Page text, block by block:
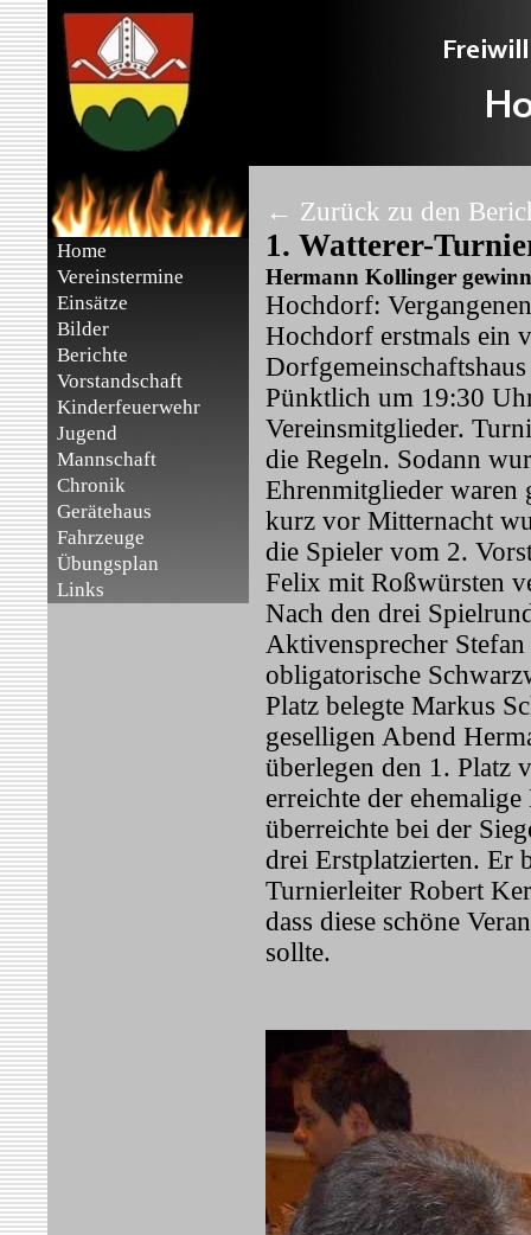
Home
Vereinstermine
Einsätze
Bilder
Berichte
Vorstandschaft
Kinderfeuerwehr
Jugend
Mannschaft
Chronik
Gerätehaus
Fahrzeuge
Übungsplan
Links
← Zurück zu den
1. Watterer-
Hermann Kollinger
Hochdorf:
Hochdorf erstmals ein
Pünktlich um 19:30
Vereinsmitglieder.
die Regeln. Sodann
Ehrenmitglieder waren
kurz vor Mitternacht
die Spieler vom 2.
Felix mit Roßwürsten
Nach den drei
Aktivensprecher
obligatorische
Platz belegte Markus
geselligen Abend
überlegen den 1. Platz
erreichte der
überreichte bei der
drei Erstplatzierten. Er
Turnierleiter Robert
dass diese schöne
sollte.